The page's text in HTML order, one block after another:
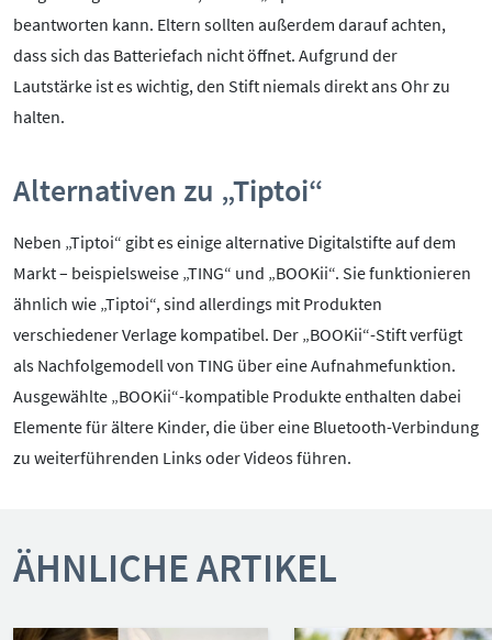
beantworten kann. Eltern sollten außerdem darauf achten,
dass sich das Batteriefach nicht öffnet. Aufgrund der
Lautstärke ist es wichtig, den Stift niemals direkt ans Ohr zu
halten.
Alternativen zu „Tiptoi“
Neben „Tiptoi“ gibt es einige alternative Digitalstifte auf dem
Markt – beispielsweise „TING“ und „BOOKii“. Sie funktionieren
ähnlich wie „Tiptoi“, sind allerdings mit Produkten
verschiedener Verlage kompatibel. Der „BOOKii“-Stift verfügt
als Nachfolgemodell von TING über eine Aufnahmefunktion.
Ausgewählte „BOOKii“-kompatible Produkte enthalten dabei
Elemente für ältere Kinder, die über eine Bluetooth-Verbindung
zu weiterführenden Links oder Videos führen.
ÄHNLICHE ARTIKEL